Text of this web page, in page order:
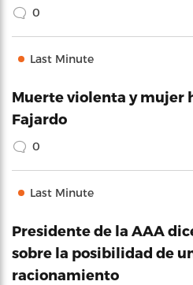
0
Last Minute
Muerte violenta y mujer
Fajardo
0
Last Minute
Presidente de la AAA
sobre la posibilidad de
racionamiento